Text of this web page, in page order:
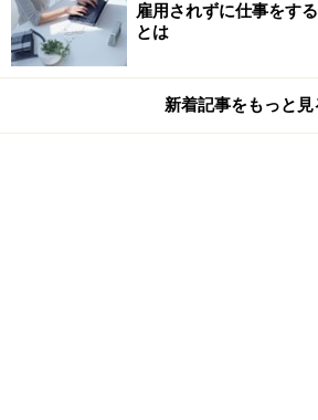
雇用されずに仕事をす
とは
新着記事をもっと見